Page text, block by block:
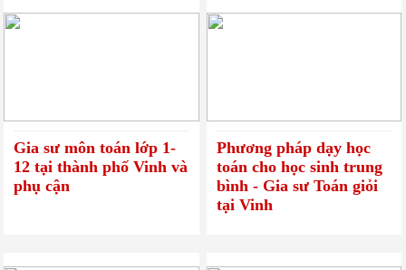
Gia sư môn toán lớp 1-
12 tại thành phố Vinh và
phụ cận
Phương pháp dạy học
toán cho học sinh trung
bình - Gia sư Toán giỏi
tại Vinh